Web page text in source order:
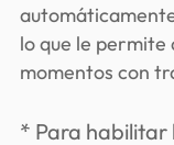
lo que le permite
momentos con
* Para habilitar